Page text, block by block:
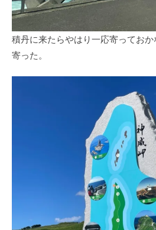
積丹に来たらやはり一応寄ってお
寄った。